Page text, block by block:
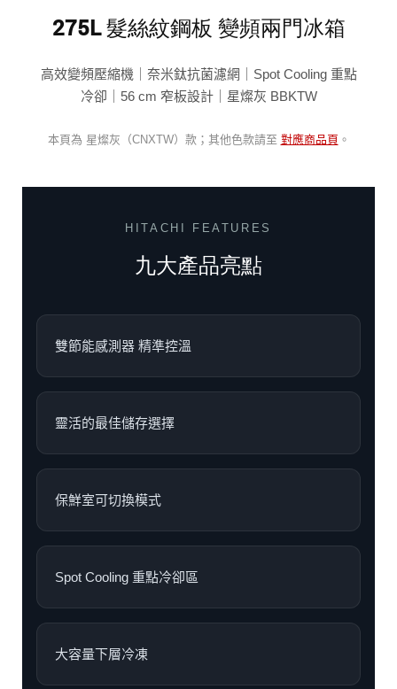
275L 髮絲紋鋼板 變頻兩門冰箱
高效變頻壓縮機｜奈米鈦抗菌濾網｜Spot Cooling 重點
冷卻｜56 cm 窄板設計｜星燦灰 BBKTW
本頁為 星燦灰（CNXTW）款；其他色款請至 對應商品頁 。
HITACHI FEATURES
九大產品亮點
雙節能感測器 精準控溫
靈活的最佳儲存選擇
保鮮室可切換模式
Spot Cooling 重點冷卻區
大容量下層冷凍